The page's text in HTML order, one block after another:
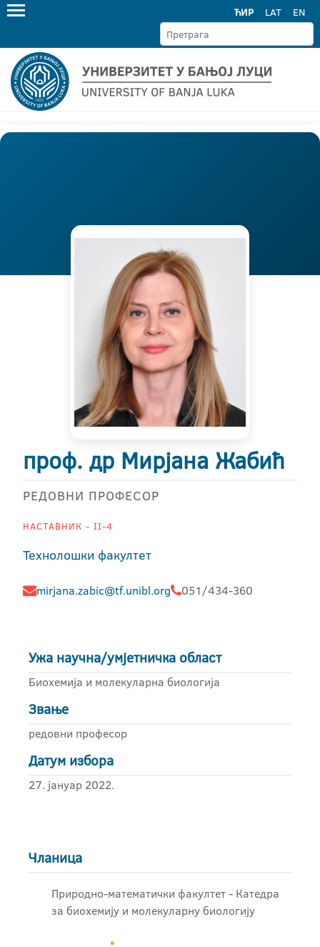
ЋИР LAT EN
проф. др Мирјана Жабић
РЕДОВНИ ПРОФЕСОР
НАСТАВНИК - II-4
Технолошки факултет
mirjana.zabic@tf.unibl.org 051/434-360
Ужа научна/умјетничка област
Биохемија и молекуларна биологија
Звање
редовни професор
Датум избора
27. јануар 2022.
Чланица
Природно-математички факултет - Катедра
за биохемију и молекуларну биологију